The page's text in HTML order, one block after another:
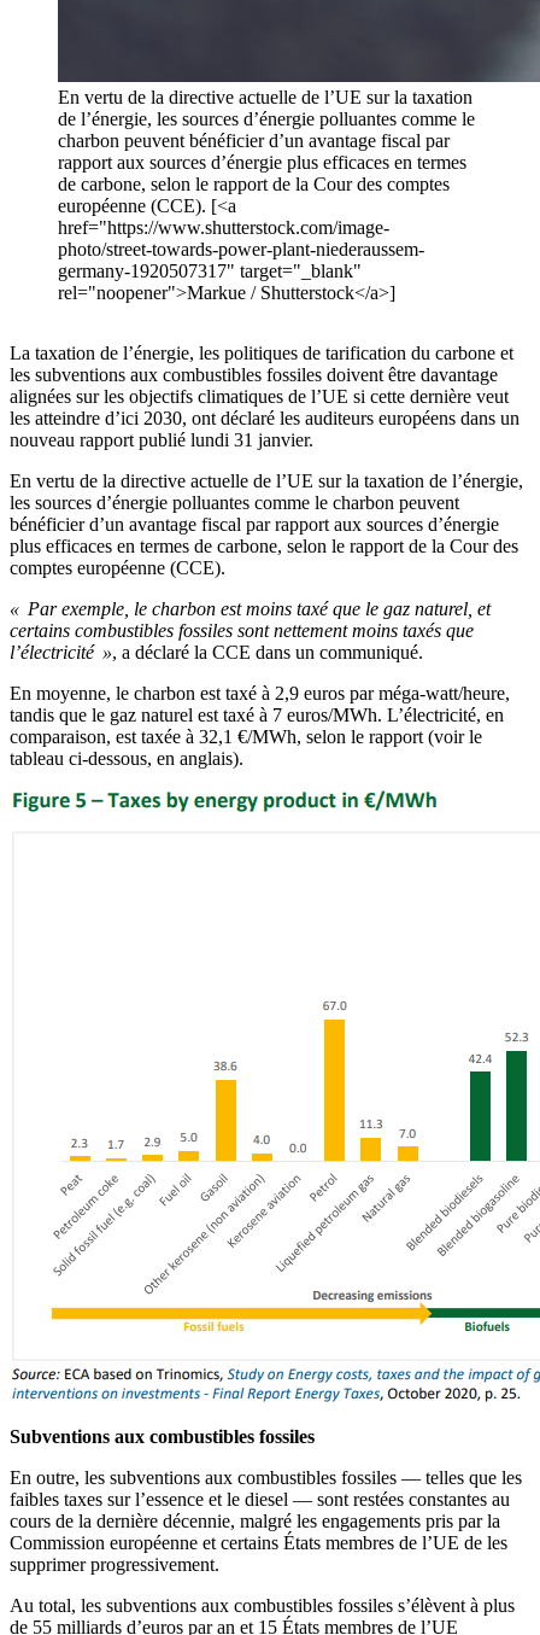
En vertu de la directive actuelle de l’UE sur la taxation
de l’énergie, les sources d’énergie polluantes comme le
charbon peuvent bénéficier d’un avantage fiscal par
rapport aux sources d’énergie plus efficaces en termes
de carbone, selon le rapport de la Cour des comptes
européenne (CCE). [<a
href="https://www.shutterstock.com/image-
photo/street-towards-power-plant-niederaussem-
germany-1920507317" target="_blank"
rel="noopener">Markue / Shutterstock</a>]
La taxation de l’énergie, les politiques de tarification du carbone et
les subventions aux combustibles fossiles doivent être davantage
alignées sur les objectifs climatiques de l’UE si cette dernière veut
les atteindre d’ici 2030, ont déclaré les auditeurs européens dans un
nouveau rapport publié lundi 31 janvier.
En vertu de la directive actuelle de l’UE sur la taxation de l’énergie,
les sources d’énergie polluantes comme le charbon peuvent
bénéficier d’un avantage fiscal par rapport aux sources d’énergie
plus efficaces en termes de carbone, selon le rapport de la Cour des
comptes européenne (CCE).
« Par exemple, le charbon est moins taxé que le gaz naturel, et
certains combustibles fossiles sont nettement moins taxés que
l’électricité », a déclaré la CCE dans un communiqué.
En moyenne, le charbon est taxé à 2,9 euros par méga-watt/heure,
tandis que le gaz naturel est taxé à 7 euros/MWh. L’électricité, en
comparaison, est taxée à 32,1 €/MWh, selon le rapport (voir le
tableau ci-dessous, en anglais).
Subventions aux combustibles fossiles
En outre, les subventions aux combustibles fossiles — telles que les
faibles taxes sur l’essence et le diesel — sont restées constantes au
cours de la dernière décennie, malgré les engagements pris par la
Commission européenne et certains États membres de l’UE de les
supprimer progressivement.
Au total, les subventions aux combustibles fossiles s’élèvent à plus
de 55 milliards d’euros par an et 15 États membres de l’UE